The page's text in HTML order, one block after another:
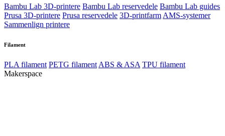
Bambu Lab 3D-printere Bambu Lab reservedele Bambu Lab guides
Prusa 3D-printere Prusa reservedele 3D-printfarm AMS-systemer
Sammenlign printere
Filament
PLA filament PETG filament ABS & ASA TPU filament
Makerspace